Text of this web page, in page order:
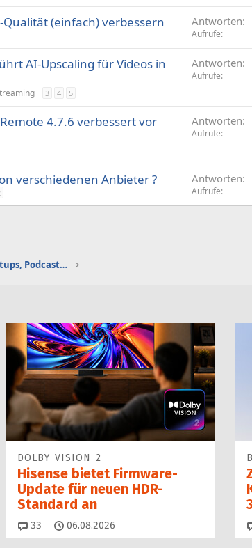
Qualität (einfach) verbessern Antworten
Aufrufe
AI-Upscaling für Videos in
3 4 5
Antworten
Aufrufe
4.7.6 ver­bes­sert vor
Antworten
Aufrufe
verschiedenen Anbieter ? Antworten
Aufrufe
Gaming-Audio, Streaming-Setups, Podcasting etc.
DOLBY VISION 2
Hisense bietet Firmware-
Update für neuen HDR-
Standard an
33 Kommentare
06.08.2026